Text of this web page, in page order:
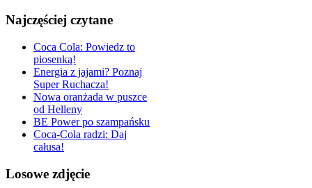
Najczęściej czytane
Coca Cola: Powiedz to
piosenką!
Energia z jajami? Poznaj
Super Ruchacza!
Nowa oranżada w puszce
od Helleny
BE Power po szampańsku
Coca-Cola radzi: Daj
całusa!
Losowe zdjęcie